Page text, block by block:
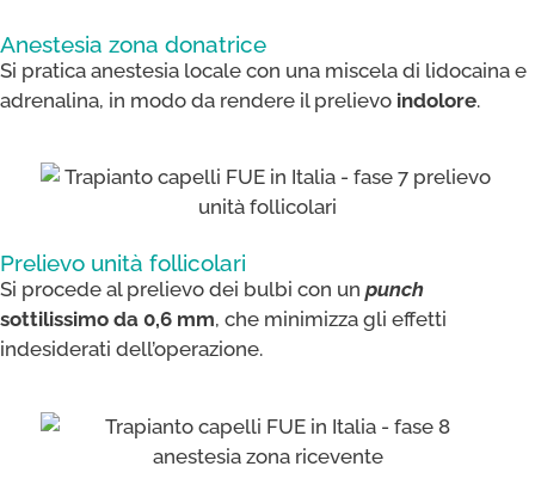
Anestesia zona donatrice​
Si pratica anestesia locale con una miscela di lidocaina e
adrenalina, in modo da rendere il prelievo indolore.
Prelievo unità follicolari​
Si procede al prelievo dei bulbi con un punch
sottilissimo da 0,6 mm, che minimizza gli effetti
indesiderati dell’operazione.